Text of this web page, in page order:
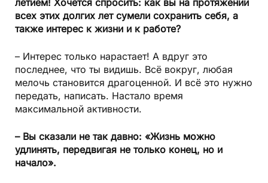
всех этих долгих лет сумели сохранить себя, а
также интерес к жизни и к работе?
– Интерес только нарастает! А вдруг это
последнее, что ты видишь. Всё вокруг, любая
мелочь становится драгоценной. И всё это нужно
передать, написать. Настало время
максимальной активности.
– Вы сказали не так давно: «Жизнь можно
удлинять, передвигая не только конец, но и
начало».